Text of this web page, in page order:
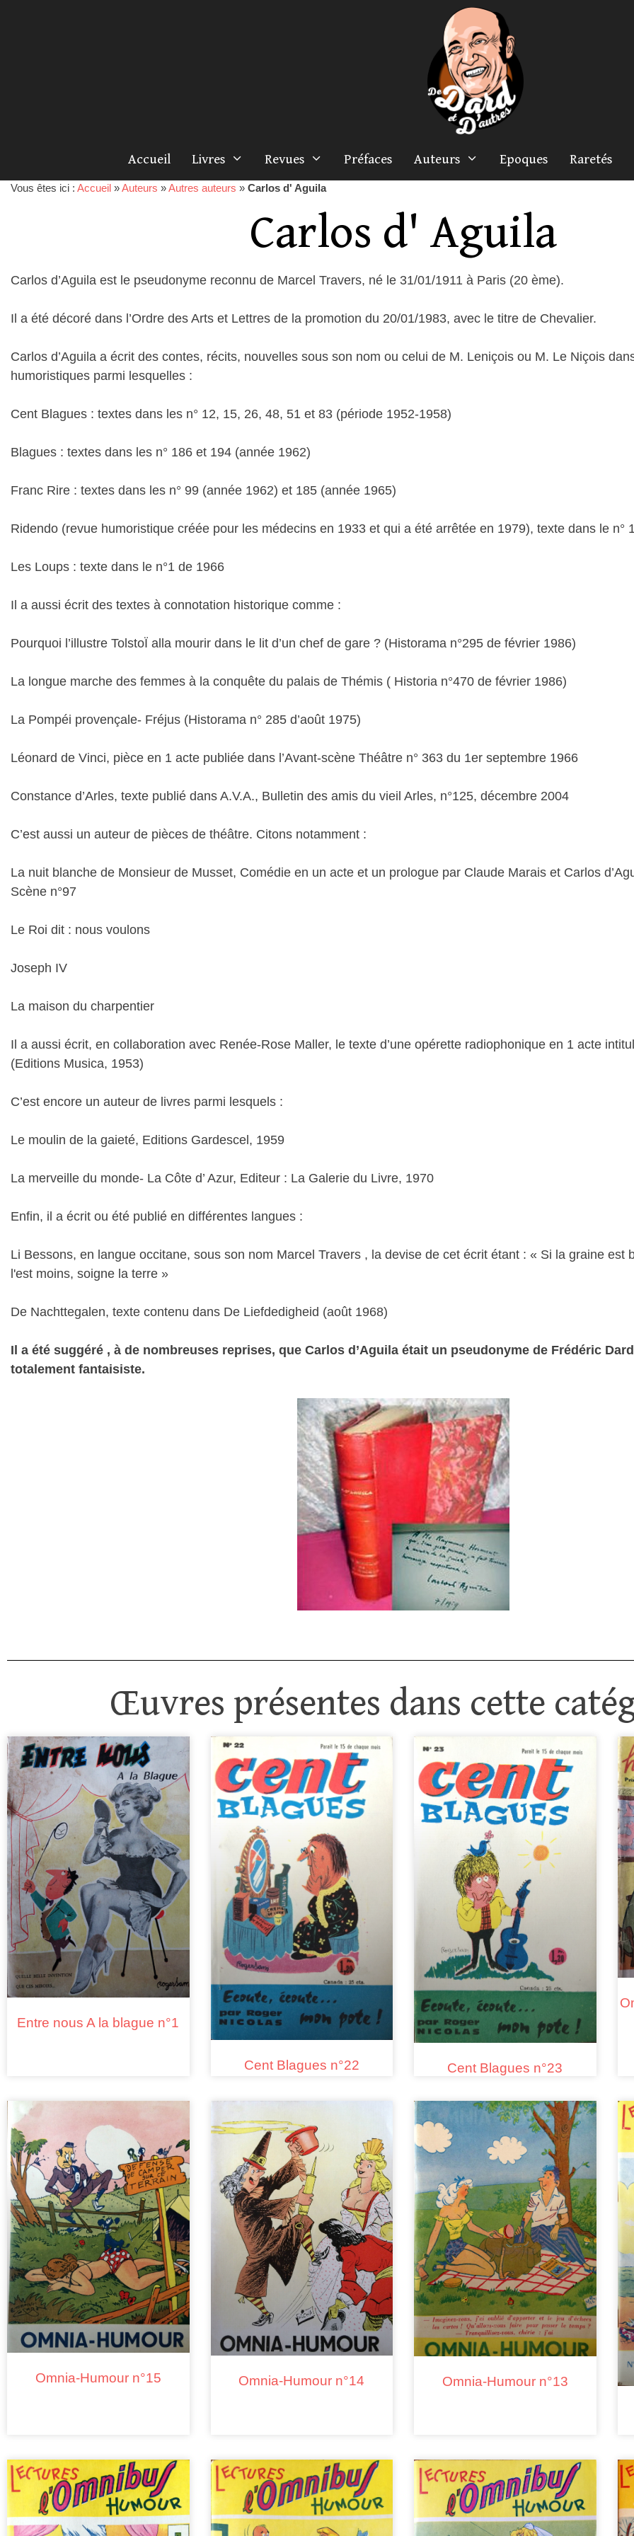
Accueil Livres Revues Préfaces Auteurs Epoques Raretés
Vous êtes ici : Accueil »Auteurs »Autres auteurs » Carlos d' Aguila
Carlos d' Aguila
Carlos d’Aguila est le pseudonyme reconnu de Marcel Travers, né le 31/01/1911 à Paris (20 ème).
Il a été décoré dans l’Ordre des Arts et Lettres de la promotion du 20/01/1983, avec le titre de Chevalier.
Carlos d’Aguila a écrit des contes, récits, nouvelles sous son nom ou celui de M. Leniçois ou M. Le Niçois
humoristiques parmi lesquelles :
Cent Blagues : textes dans les n° 12, 15, 26, 48, 51 et 83 (période 1952-1958)
Blagues : textes dans les n° 186 et 194 (année 1962)
Franc Rire : textes dans les n° 99 (année 1962) et 185 (année 1965)
Ridendo (revue humoristique créée pour les médecins en 1933 et qui a été arrêtée en 1979), texte dans le n°
Les Loups : texte dans le n°1 de 1966
Il a aussi écrit des textes à connotation historique comme :
Pourquoi l’illustre TolstoÏ alla mourir dans le lit d’un chef de gare ? (Historama n°295 de février 1986)
La longue marche des femmes à la conquête du palais de Thémis ( Historia n°470 de février 1986)
La Pompéi provençale- Fréjus (Historama n° 285 d’août 1975)
Léonard de Vinci, pièce en 1 acte publiée dans l’Avant-scène Théâtre n° 363 du 1er septembre 1966
Constance d’Arles, texte publié dans A.V.A., Bulletin des amis du vieil Arles, n°125, décembre 2004
C’est aussi un auteur de pièces de théâtre. Citons notamment :
La nuit blanche de Monsieur de Musset, Comédie en un acte et un prologue par Claude Marais et Carlos
Scène n°97
Le Roi dit : nous voulons
Joseph IV
La maison du charpentier
Il a aussi écrit, en collaboration avec Renée-Rose Maller, le texte d’une opérette radiophonique en 1 acte
(Editions Musica, 1953)
C’est encore un auteur de livres parmi lesquels :
Le moulin de la gaieté, Editions Gardescel, 1959
La merveille du monde- La Côte d’ Azur, Editeur : La Galerie du Livre, 1970
Enfin, il a écrit ou été publié en différentes langues :
Li Bessons, en langue occitane, sous son nom Marcel Travers , la devise de cet écrit étant : « Si la graine est
l'est moins, soigne la terre »
De Nachttegalen, texte contenu dans De Liefdedigheid (août 1968)
Il a été suggéré , à de nombreuses reprises, que Carlos d’Aguila était un pseudonyme de Frédéric
totalement fantaisiste.
Œuvres présentes dans cette
Entre nous A la blague n°1
Cent Blagues n°22 Cent Blagues n°23
Omnia-Humour n°15 Omnia-Humour n°14 Omnia-Humour n°13